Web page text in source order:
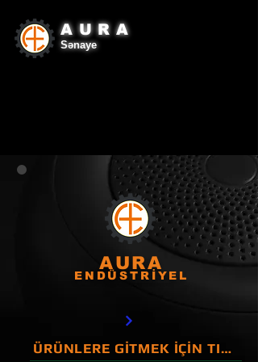
AURA
Sənaye
AURA
ENDÜSTRİYEL
ÜRÜNLERE GİTMEK İÇİN TIKLAYINIZ